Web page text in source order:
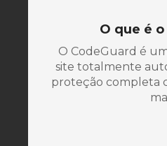
O que é
O CodeGuard é
site totalmente
proteção completa